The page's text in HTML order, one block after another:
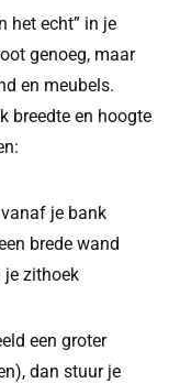
het echt” in je
genoeg, maar
en meubels.
breedte en hoogte
je bank
brede wand
zithoek
een groter
dan stuur je